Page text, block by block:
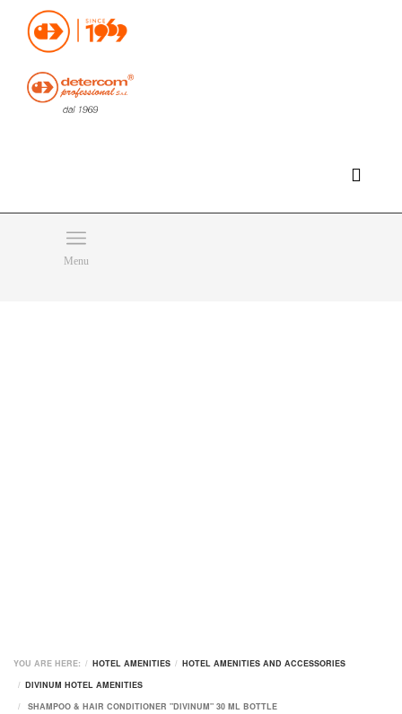
Hello, happy thursday!
Do you need help or want to contact us?
CLICK HERE
Menu
YOU ARE HERE: HOTEL AMENITIES
HOTEL AMENITIES AND ACCESSORIES
DIVINUM HOTEL AMENITIES
SHAMPOO & HAIR CONDITIONER "DIVINUM" 30 ML BOTTLE